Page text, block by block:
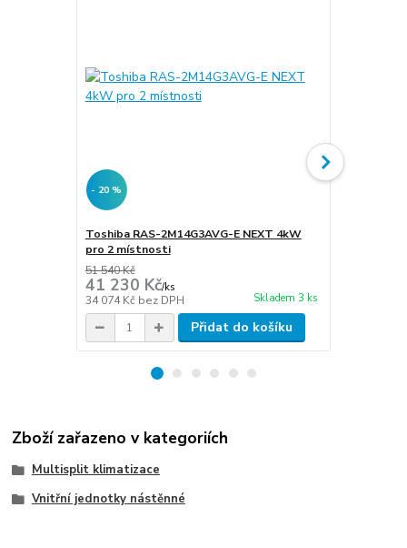
- 20 %
Toshiba RAS-2M14G3AVG-E NEXT 4kW
pro 2 místnosti
51 540 Kč
41 230 Kč/ks
34 074 Kč bez DPH Skladem 3 ks
Přidat do košíku
Zboží zařazeno v kategoriích
Multisplit klimatizace
Vnitřní jednotky nástěnné